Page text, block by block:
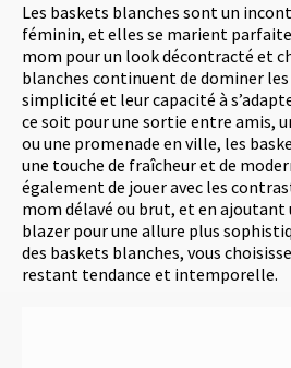
Les baskets blanches sont un
féminin, et elles se marient
mom pour un look décontracté et
blanches continuent de dominer
simplicité et leur capacité à
ce soit pour une sortie entre amis,
ou une promenade en ville, les
une touche de fraîcheur et de
également de jouer avec les
mom délavé ou brut, et en ajoutant
blazer pour une allure plus
des baskets blanches, vous
restant tendance et intemporelle.